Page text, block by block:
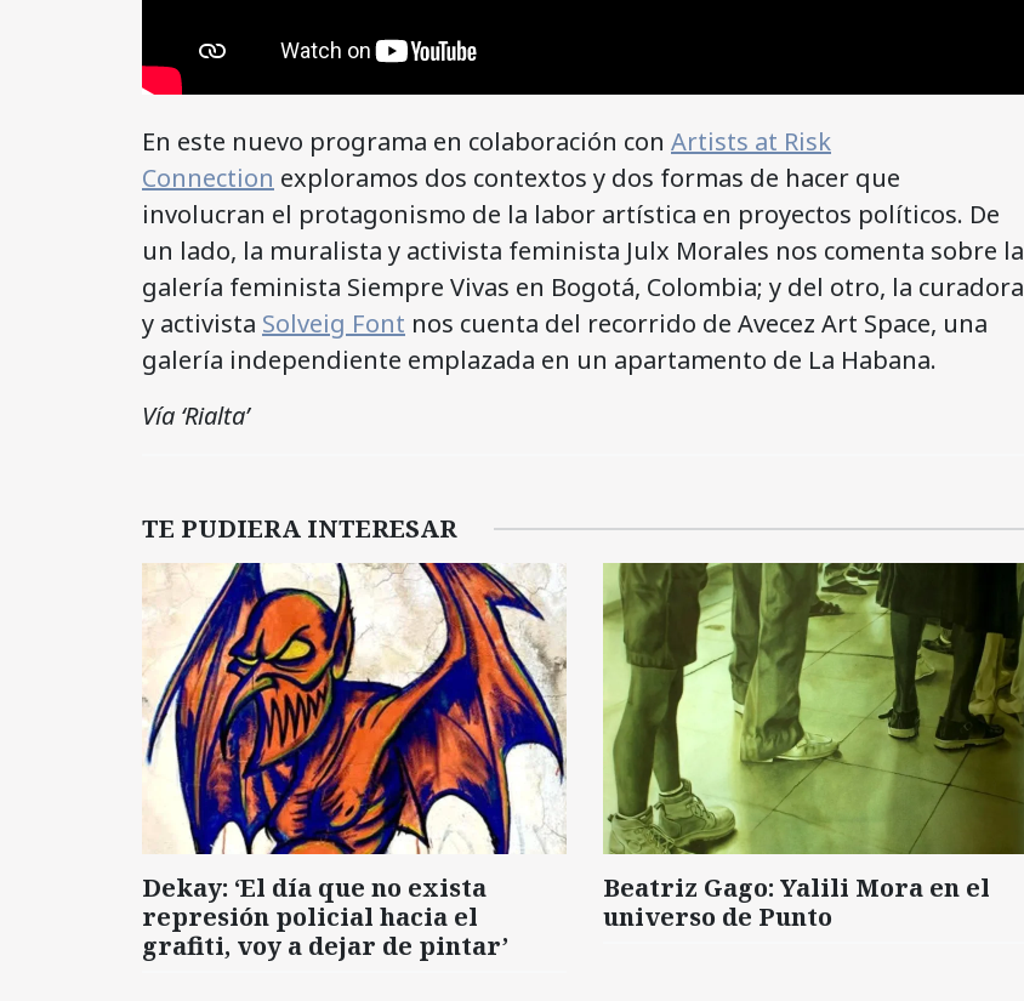
En este nuevo programa en colaboración con Artists at Risk
Connection exploramos dos contextos y dos formas de hacer que
involucran el protagonismo de la labor artística en proyectos políticos. De
un lado, la muralista y activista feminista Julx Morales nos comenta sobre la
galería feminista Siempre Vivas en Bogotá, Colombia; y del otro, la curadora
y activista Solveig Font nos cuenta del recorrido de Avecez Art Space, una
galería independiente emplazada en un apartamento de La Habana.
Vía ‘Rialta’
TE PUDIERA INTERESAR
Dekay: ‘El día que no exista
represión policial hacia el
grafiti, voy a dejar de pintar’
Beatriz Gago: Yalili Mora en el
universo de Punto